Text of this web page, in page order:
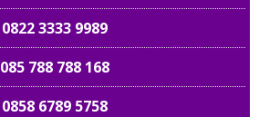
0822 3333 9989
085 788 788 168
0858 6789 5758